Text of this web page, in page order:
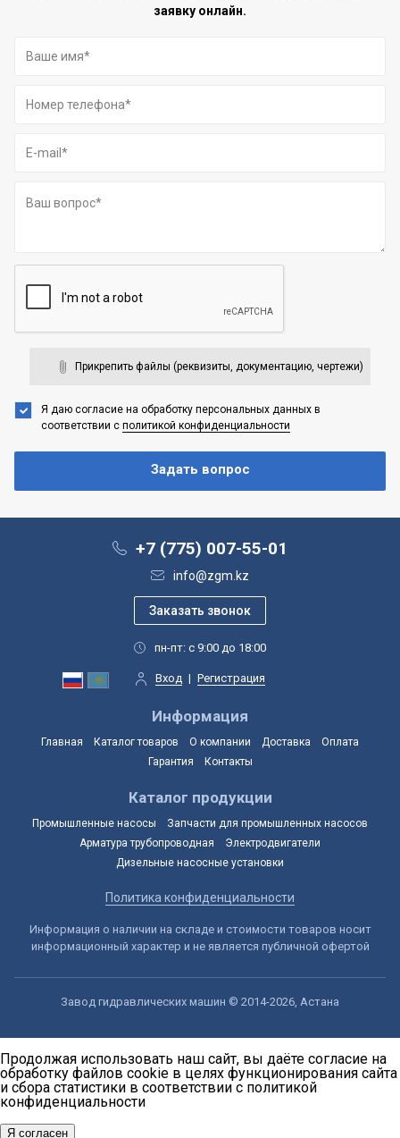
заявку онлайн.
Прикрепить файлы (реквизиты, документацию, чертежи)
Я даю согласие на обработку персональных данных в
соответствии с политикой конфиденциальности
+7 (775) 007-55-01
info@zgm.kz
пн-пт: с 9:00 до 18:00
Вход | Регистрация
Информация
Главная Каталог товаров О компании Доставка
Оплата
Гарантия
Контакты
Каталог продукции
Промышленные насосы
Запчасти для промышленных насосов
Арматура трубопроводная
Электродвигатели
Дизельные насосные установки
Политика конфиденциальности
Информация о наличии на складе и стоимости товаров носит
информационный характер и не является публичной офертой
Завод гидравлических машин © 2014-2026, Астана
Продолжая использовать наш сайт, вы даёте согласие на
обработку файлов cookie в целях функционирования сайта
и сбора статистики в соответствии с политикой
конфиденциальности
Я согласен